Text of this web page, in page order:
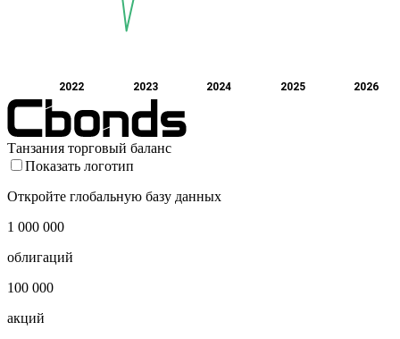
2022 2023 2024 2025 2026
Танзания торговый баланс
Показать логотип
Откройте глобальную базу данных
1 000 000
облигаций
100 000
акций